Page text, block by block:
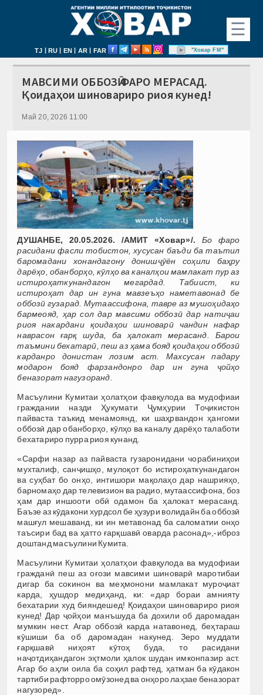
☰
TJ | RU | EN | AR | FAR "Ховар FM"
МАВСИМИ ОББОЗӢ ФАРО МЕРАСАД.
Қоидаҳои шиновариро риоя кунед!
Май 20, 2026 11:00
ДУШАНБЕ, 20.05.2026. /АМИТ «Ховар»/.
Бо фаро
расидани фасли тобистон, хусусан баъди ба таътил
баромадани хонандагону донишҷӯён соҳили баҳру
дарёҳо, обанборҳо, кӯлҳо ва каналҳои мамлакат пур аз
истироҳаткунандагон мегардад. Табиист, ки
истироҳат дар ин гуна мавзеъҳо наметавонад бе
оббозӣ гузарад. Мутаассифона, тавре аз мушоҳидаҳо
бармеояд, ҳар сол дар мавсими оббозӣ дар натиҷаи
риоя накардани қоидаҳои шиноварӣ чандин нафар
наврасон ғарқ шуда, ба ҳалокат мерасанд. Барои
таъмини бехатарӣ, пеш аз ҳама бояд қоидаҳои оббозӣ
карданро донистан лозим аст. Махсусан падару
модарон бояд фарзандонро дар ин гуна ҷойҳо
беназорат нагузоранд.
Масъулини Кумитаи ҳолатҳои фавқулода ва мудофиаи
граждании назди Ҳукумати Ҷумҳурии Тоҷикистон
пайваста таъкид менамоянд, ки шаҳрвандон ҳангоми
оббозӣ дар обанборҳо, кӯлҳо ва каналу дарёҳо талаботи
бехатариро пурра риоя кунанд.
«Сарфи назар аз пайваста гузаронидани чорабиниҳои
мухталиф, санҷишҳо, мулоқот бо истироҳаткунандагон
ва суҳбат бо онҳо, интишори мақолаҳо дар нашрияҳо,
барномаҳо дар телевизион ва радио, мутаассифона, боз
ҳам дар иншооти обӣ одамон ба ҳалокат мерасанд.
Баъзе аз кӯдакони хурдсол бе ҳузури волидайн ба оббозӣ
машғул мешаванд, ки ин метавонад ба саломатии онҳо
таъсири бад ва ҳатто ғарқшавӣ оварда расонад»,-иброз
доштанд масъулини Кумита.
Масъулини Кумитаи ҳолатҳои фавқулода ва мудофиаи
гражданӣ пеш аз оғози мавсими шиноварӣ маротибаи
дигар ба сокинон ва меҳмонони мамлакат муроҷиат
карда, ҳушдор медиҳанд, ки: «дар бораи амнияту
бехатарии худ бияндешед! Қоидаҳои шиновариро риоя
кунед! Дар ҷойҳои манъшуда ба дохили об даромадан
мумкин нест. Агар оббозӣ карда натавонед, беҳтараш
кӯшиши ба об даромадан накунед. Зеро муддати
ғарқшавӣ ниҳоят кӯтоҳ буда, то расидани
наҷотдиҳандагон эҳтмоли ҳалок шудан имконпазир аст.
Агар бо аҳли оила ба соҳил рафтед, ҳатман ба кӯдакон
тартиби рафторро омӯзонед ва онҳоро лаҳзае беназорат
нагузоред».